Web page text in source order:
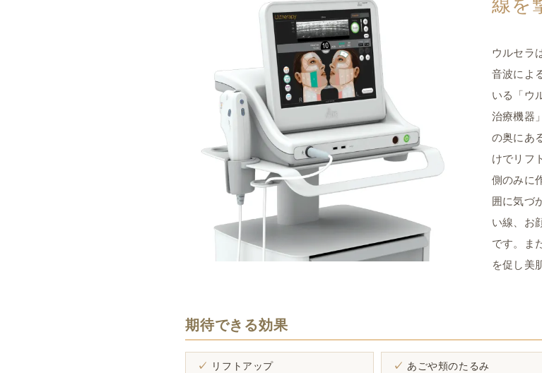
線を
ウルセラ
音波によ
いる「ウ
治療機器
の奥にあ
けでリフ
側のみに
囲に気づ
い線、お
です。ま
を促し美
期待できる効果
リフトアップ あごや頬のたるみ